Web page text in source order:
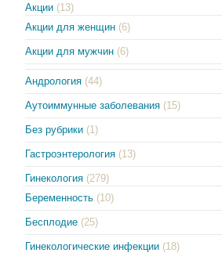
Акции (13)
Акции для женщин (6)
Акции для мужчин (6)
Андрология (44)
Аутоиммунные заболевания (15)
Без рубрики (1)
Гастроэнтерология (13)
Гинекология (279)
Беременность (10)
Бесплодие (25)
Гинекологические инфекции (18)